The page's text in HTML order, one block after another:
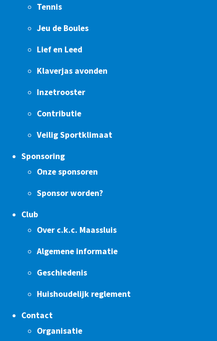
Tennis
Jeu de Boules
Lief en Leed
Klaverjas avonden
Inzetrooster
Contributie
Veilig Sportklimaat
Sponsoring
Onze sponsoren
Sponsor worden?
Club
Over c.k.c. Maassluis
Algemene informatie
Geschiedenis
Huishoudelijk reglement
Contact
Organisatie